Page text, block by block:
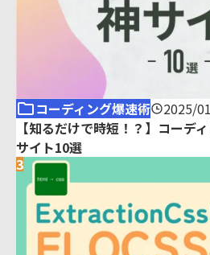
コーディング爆速術 2025/
【知るだけで時短！？】コーデ
サイト10選
3